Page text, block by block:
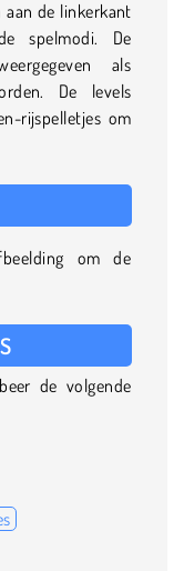
de linkerkant
spelmodi. De
als
De levels
rijspelletjes om
om de
de volgende